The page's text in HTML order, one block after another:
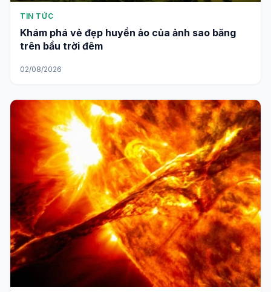
TIN TỨC
Khám phá vẻ đẹp huyền ảo của ảnh sao băng
trên bầu trời đêm
02/08/2026